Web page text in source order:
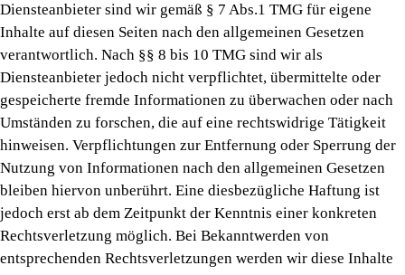
Diensteanbieter sind wir gemäß § 7 Abs.1 TMG für eigene
Inhalte auf diesen Seiten nach den allgemeinen Gesetzen
verantwortlich. Nach §§ 8 bis 10 TMG sind wir als
Diensteanbieter jedoch nicht verpflichtet, übermittelte oder
gespeicherte fremde Informationen zu überwachen oder nach
Umständen zu forschen, die auf eine rechtswidrige Tätigkeit
hinweisen. Verpflichtungen zur Entfernung oder Sperrung der
Nutzung von Informationen nach den allgemeinen Gesetzen
bleiben hiervon unberührt. Eine diesbezügliche Haftung ist
jedoch erst ab dem Zeitpunkt der Kenntnis einer konkreten
Rechtsverletzung möglich. Bei Bekanntwerden von
entsprechenden Rechtsverletzungen werden wir diese Inhalte